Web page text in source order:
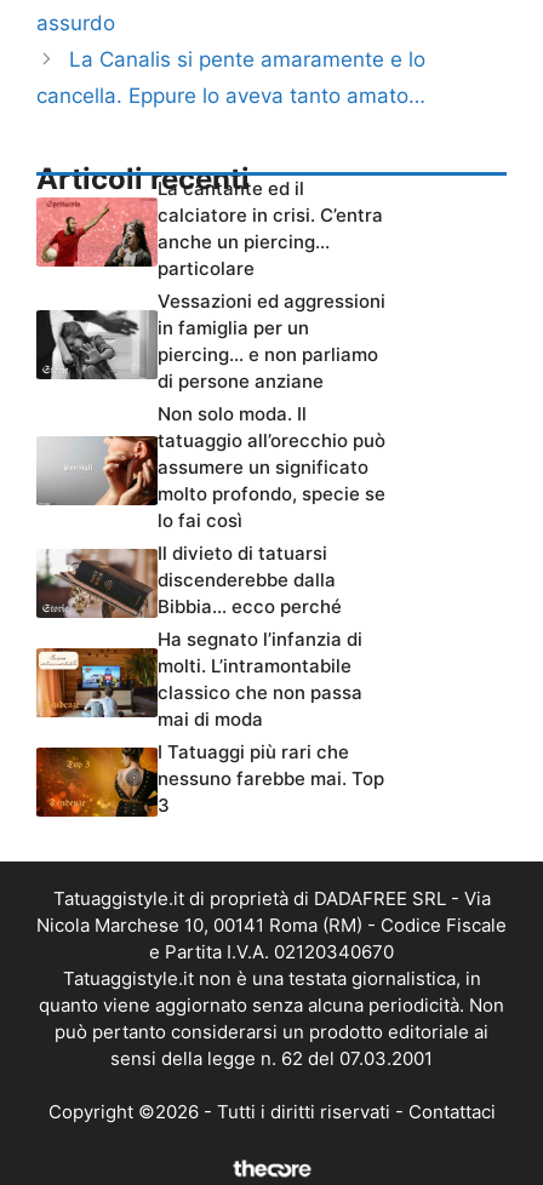
assurdo
La Canalis si pente amaramente e lo
cancella. Eppure lo aveva tanto amato…
Articoli recenti
La cantante ed il
calciatore in crisi. C’entra
anche un piercing…
particolare
Vessazioni ed aggressioni
in famiglia per un
piercing… e non parliamo
di persone anziane
Non solo moda. Il
tatuaggio all’orecchio può
assumere un significato
molto profondo, specie se
lo fai così
Il divieto di tatuarsi
discenderebbe dalla
Bibbia… ecco perché
Ha segnato l’infanzia di
molti. L’intramontabile
classico che non passa
mai di moda
I Tatuaggi più rari che
nessuno farebbe mai. Top
3
Tatuaggistyle.it di proprietà di DADAFREE SRL - Via
Nicola Marchese 10, 00141 Roma (RM) - Codice Fiscale
e Partita I.V.A. 02120340670
Tatuaggistyle.it non è una testata giornalistica, in
quanto viene aggiornato senza alcuna periodicità. Non
può pertanto considerarsi un prodotto editoriale ai
sensi della legge n. 62 del 07.03.2001
Copyright ©2026 - Tutti i diritti riservati - Contattaci